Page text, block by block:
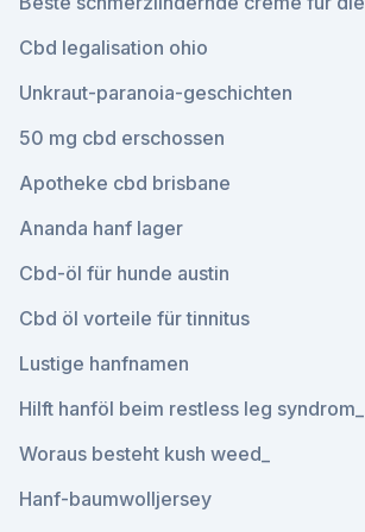
Cbd legalisation ohio
Unkraut-paranoia-geschichten
50 mg cbd erschossen
Apotheke cbd brisbane
Ananda hanf lager
Cbd-öl für hunde austin
Cbd öl vorteile für tinnitus
Lustige hanfnamen
Hilft hanföl beim restless leg syndrom_
Woraus besteht kush weed_
Hanf-baumwolljersey